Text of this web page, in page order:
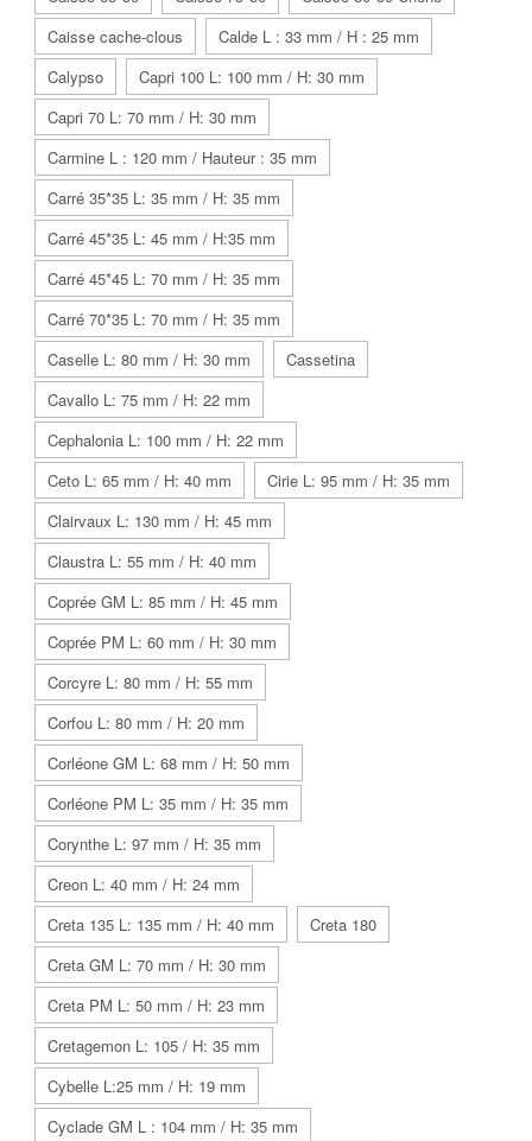
Caisse cache-clous
Calde L : 33 mm / H : 25 mm
Calypso
Capri 100 L: 100 mm / H: 30 mm
Capri 70 L: 70 mm / H: 30 mm
Carmine L : 120 mm / Hauteur : 35 mm
Carré 35*35 L: 35 mm / H: 35 mm
Carré 45*35 L: 45 mm / H:35 mm
Carré 45*45 L: 70 mm / H: 35 mm
Carré 70*35 L: 70 mm / H: 35 mm
Caselle L: 80 mm / H: 30 mm
Cassetina
Cavallo L: 75 mm / H: 22 mm
Cephalonia L: 100 mm / H: 22 mm
Ceto L: 65 mm / H: 40 mm
Cirie L: 95 mm / H: 35 mm
Clairvaux L: 130 mm / H: 45 mm
Claustra L: 55 mm / H: 40 mm
Coprée GM L: 85 mm / H: 45 mm
Coprée PM L: 60 mm / H: 30 mm
Corcyre L: 80 mm / H: 55 mm
Corfou L: 80 mm / H: 20 mm
Corléone GM L: 68 mm / H: 50 mm
Corléone PM L: 35 mm / H: 35 mm
Corynthe L: 97 mm / H: 35 mm
Creon L: 40 mm / H: 24 mm
Creta 135 L: 135 mm / H: 40 mm
Creta 180
Creta GM L: 70 mm / H: 30 mm
Creta PM L: 50 mm / H: 23 mm
Cretagemon L: 105 / H: 35 mm
Cybelle L:25 mm / H: 19 mm
Cyclade GM L : 104 mm / H: 35 mm